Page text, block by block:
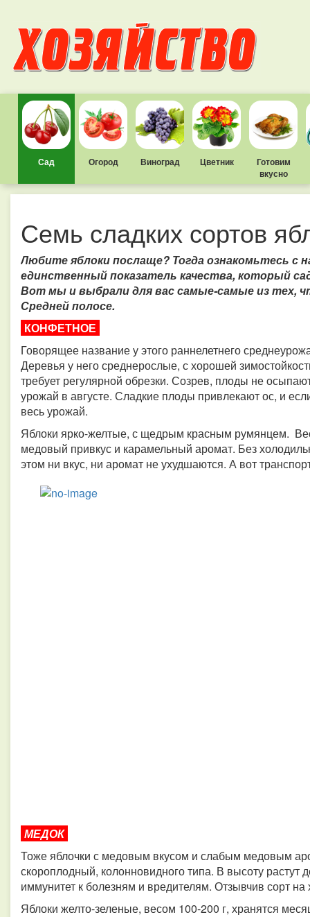
Сад Огород Виноград Цветник
Готовим
вкусно
Семь сладких сортов
Любите яблоки послаще? Тогда ознакомьтесь с
единственный показатель качества, который
Вот мы и выбрали для вас самые-самые из тех,
Средней полосе.
КОНФЕТНОЕ
Говорящее название у этого раннелетнего
Деревья у него среднерослые, с хорошей
требует регулярной обрезки. Созрев, плоды не
урожай в августе. Сладкие плоды привлекают ос, и
весь урожай.
Яблоки ярко-желтые, с щедрым красным румянцем.
медовый привкус и карамельный аромат. Без
этом ни вкус, ни аромат не ухудшаются. А вот
МЕДОК
Тоже яблочки с медовым вкусом и слабым медовым
скороплодный, колонновидного типа. В высоту
иммунитет к болезням и вредителям. Отзывчив сорт
Яблоки желто-зеленые, весом 100-200 г, хранятся